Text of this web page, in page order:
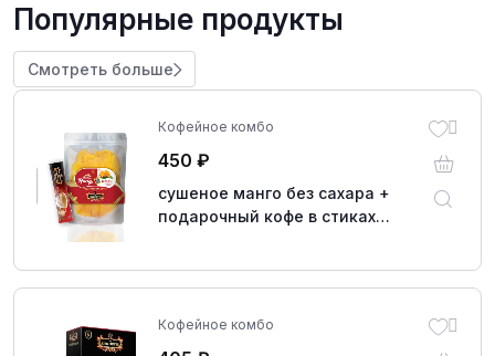
Популярные продукты
Смотреть больше
Кофейное комбо
450 ₽
сушеное манго без сахара +
подарочный кофе в стиках
Кофейное комбо